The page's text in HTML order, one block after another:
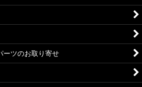
ーツのお取り寄せ